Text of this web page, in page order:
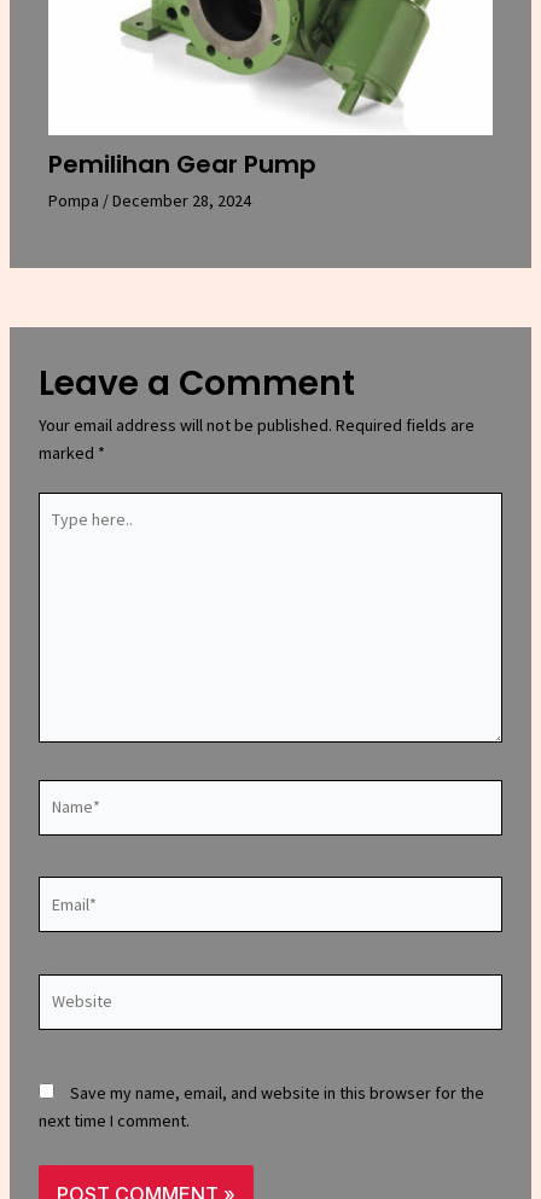
Pemilihan Gear Pump
Pompa /December 28, 2024
Leave a Comment
Your email address will not be published. Required fields are
marked *
here..
Save my name, email, and website in this browser for the
next time I comment.